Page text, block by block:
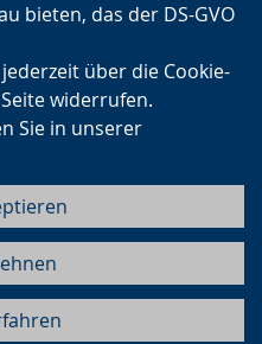
bieten, das der DS-GVO
über die Cookie-
widerrufen.
Sie in unserer